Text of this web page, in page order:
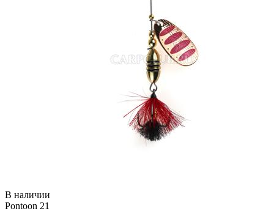
В наличии
Pontoon 21